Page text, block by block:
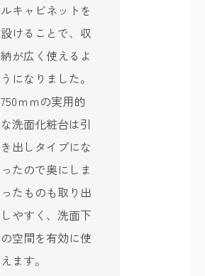
ルキャビネットを
設けることで、収
納が広く使えるよ
うになりました。
750ｍｍの実用的
な洗面化粧台は引
き出しタイプにな
ったので奥にしま
ったものも取り出
しやすく、洗面下
の空間を有効に使
えます。